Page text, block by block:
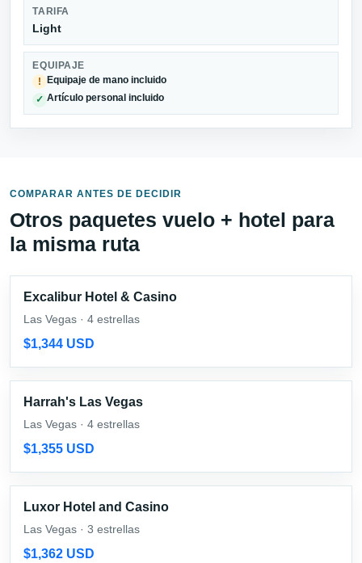
TARIFA
Light
EQUIPAJE
!
Equipaje de mano incluido
✓ Artículo personal incluido
COMPARAR ANTES DE DECIDIR
Otros paquetes vuelo + hotel para
la misma ruta
Excalibur Hotel & Casino
Las Vegas · 4 estrellas
$1,344 USD
Harrah's Las Vegas
Las Vegas · 4 estrellas
$1,355 USD
Luxor Hotel and Casino
Las Vegas · 3 estrellas
$1,362 USD